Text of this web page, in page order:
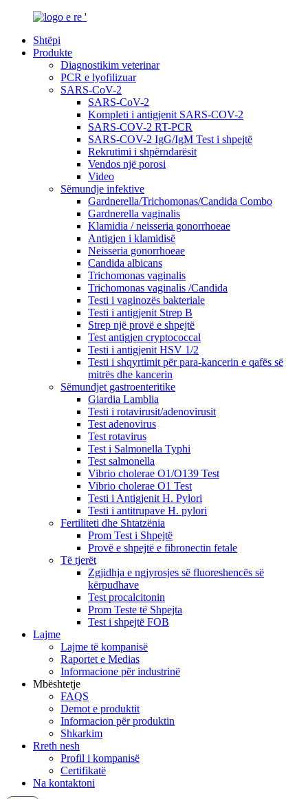
Shtëpi
Produkte
Diagnostikim veterinar
PCR e lyofilizuar
SARS-CoV-2
SARS-CoV-2
Kompleti i antigjenit SARS-COV-2
SARS-COV-2 RT-PCR
SARS-COV-2 IgG/IgM Test i shpejtë
Rekrutimi i shpërndarësit
Vendos një porosi
Video
Sëmundje infektive
Gardnerella/Trichomonas/Candida Combo
Gardnerella vaginalis
Klamidia / neisseria gonorrhoeae
Antigjen i klamidisë
Neisseria gonorrhoeae
Candida albicans
Trichomonas vaginalis
Trichomonas vaginalis /Candida
Testi i vaginozës bakteriale
Testi i antigjenit Strep B
Strep një provë e shpejtë
Test antigjen cryptococcal
Testi i antigjenit HSV 1/2
Testi i shqyrtimit për para-kancerin e qafës së
mitrës dhe kancerin
Sëmundjet gastroenteritike
Giardia Lamblia
Testi i rotavirusit/adenovirusit
Test adenovirus
Test rotavirus
Test i Salmonella Typhi
Test salmonella
Vibrio cholerae O1/O139 Test
Vibrio cholerae O1 Test
Testi i Antigjenit H. Pylori
Testi i antitrupave H. pylori
Fertiliteti dhe Shtatzënia
Prom Test i Shpejtë
Provë e shpejtë e fibronectin fetale
Të tjerët
Zgjidhja e ngjyrosjes së fluoreshencës së
kërpudhave
Test procalcitonin
Prom Teste të Shpejta
Test i shpejtë FOB
Lajme
Lajme të kompanisë
Raportet e Medias
Informacione për industrinë
Mbështetje
FAQS
Demot e produktit
Informacion për produktin
Shkarkim
Rreth nesh
Profil i kompanisë
Certifikatë
Na kontaktoni